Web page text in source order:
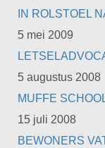
IN ROLSTOEL
5 mei 2009
5 augustus 2008
MUFFE
15 juli 2008
BEWONERS